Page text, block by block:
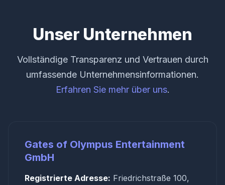
Unser Unternehmen
Vollständige Transparenz und Vertrauen durch
umfassende Unternehmensinformationen.
Erfahren Sie mehr über uns.
Gates of Olympus Entertainment
GmbH
Registrierte Adresse: Friedrichstraße 100,